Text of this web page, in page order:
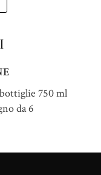
750 ml
da 6